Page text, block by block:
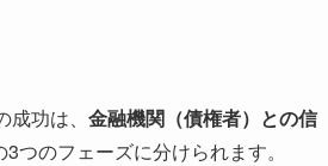
功は、 金融機関（債権者）との信
のフェーズに分けられます。